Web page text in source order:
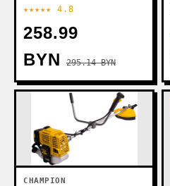
★★★★★ 4.8
258.99
BYN
295.14 BYN
CHAMPION